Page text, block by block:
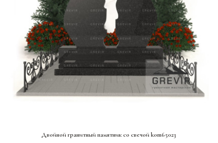
Двойной гранитный памятник со свечой kom65023